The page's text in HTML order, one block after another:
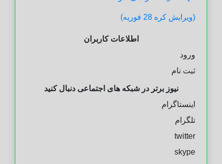
(ویرایش کره 28 فوریه)
اطلاعات کاربران
ورود
ثبت نام
نیوز برتر در شبکه های اجتماعی دنبال کنید
اینستاگرام
تلگرام
twitter
skype